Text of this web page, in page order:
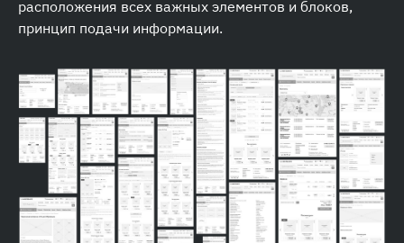
расположения всех важных элементов и блоков,
принцип подачи информации.